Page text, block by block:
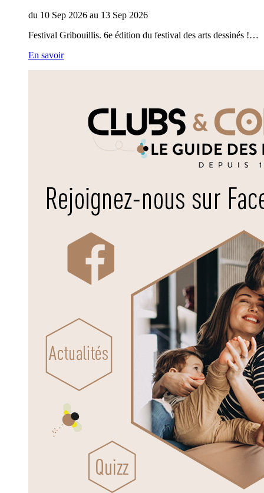
du 10 Sep 2026 au 13 Sep 2026
Festival Gribouillis. 6e édition du festival des arts dessinés !…
En savoir